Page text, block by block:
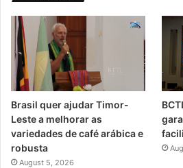
Brasil quer ajudar Timor-
Leste a melhorar as
variedades de café arábica e
robusta
August 5, 2026